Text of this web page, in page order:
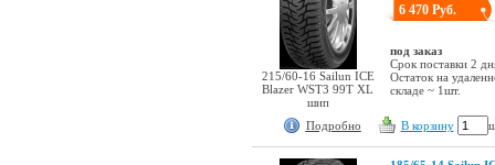
215/60-16 Sailun ICE
Blazer WST3 99T XL
шип
6 470 Руб.
под заказ
Срок поставки 2
Остаток на
складе ~ 1шт.
Подробно В корзину